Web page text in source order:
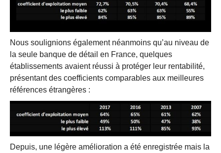
Nous soulignions également néanmoins qu’au niveau de
la seule banque de détail en France, quelques
établissements avaient réussi à protéger leur rentabilité,
présentant des coefficients comparables aux meilleures
références étrangères :
Depuis, une légère amélioration a été enregistrée mais la